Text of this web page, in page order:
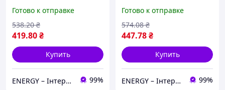
Готово к отправке
419.80₴
538.20 ₴
Купить
ENERGY – Інтернет-магазин електротоварів 99%
Готово к отправке
447.78₴
574.08 ₴
Купить
ENERGY – Інтернет-магазин електротоварів 99%